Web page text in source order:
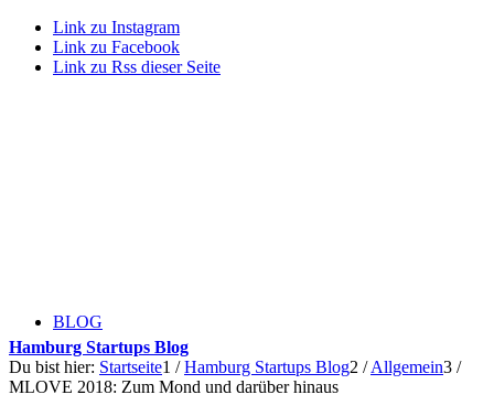
Link zu Instagram
Link zu Facebook
Link zu Rss dieser Seite
BLOG
Hamburg Startups Blog
Du bist hier: Startseite1 / Hamburg Startups Blog2 / Allgemein3 /
MLOVE 2018: Zum Mond und darüber hinaus